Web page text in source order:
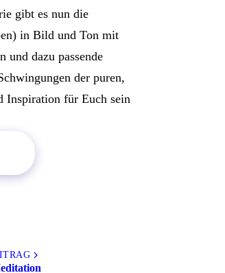
gibt es nun die
in Bild und Ton mit
und dazu passende
der puren,
Inspiration für Euch sein